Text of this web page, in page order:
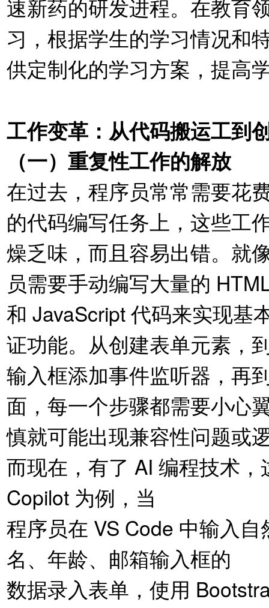
速新药的研发进程。在教育
习，根据学生的学习情况和
供定制化的学习方案，提高
工作变革：从代码搬运工到
（一）重复性工作的解放
在过去，程序员常常需要花
的代码编写任务上，这些工
燥乏味，而且容易出错。就
员需要手动编写大量的
和 JavaScript 代码来实现基
证功能。从创建表单元素，
输入框添加事件监听器，再
面，每一个步骤都需要小心
慎就可能出现兼容性问题或
而现在，有了 AI 编程技术
Copilot 为例，当
程序员在 VS Code 中输入
名、年龄、邮箱输入框的
数据录入表单，使用